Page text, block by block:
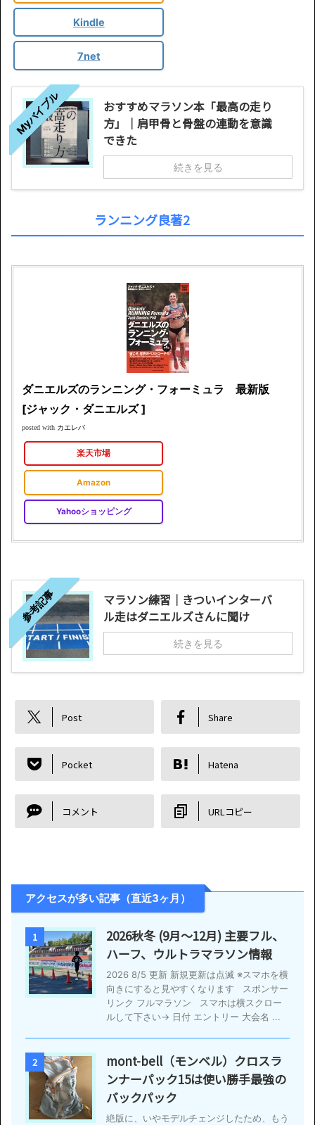
Kindle
7net
Myバイブル
おすすめマラソン本「最高の走り
方」｜肩甲骨と骨盤の連動を意識
できた
続きを見る
ランニング良著2
ダニエルズのランニング・フォーミュラ 最新版
[ジャック・ダニエルズ ]
posted with カエレバ
楽天市場
Amazon
Yahooショッピング
参考記事
マラソン練習｜きついインターバ
ル走はダニエルズさんに聞け
続きを見る
Post Share
Pocket Hatena
コメント URLコピー
アクセスが多い記事（直近3ヶ月）
1
2026秋冬 (9月〜12月) 主要フル、
ハーフ、ウルトラマラソン情報
2026 8/5 更新 新規更新は点滅 ※スマホを横
向きにすると見やすくなります スポンサー
リンク フルマラソン スマホは横スクロー
ルして下さい→ 日付 エントリー 大会名 ...
2
mont-bell（モンベル）クロスラ
ンナーパック15は使い勝手最強の
バックパック
絶版に、いやモデルチェンジしたため、もう